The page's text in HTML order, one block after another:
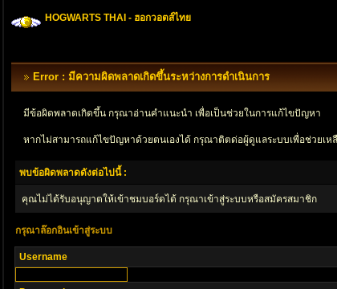
HOGWARTS THAI - ฮอกวอตส์ไทย
Error : มีความผิดพลาดเกิดขึ้นระหว่างการดำเนินการ
มีข้อผิดพลาดเกิดขึ้น กรุณาอ่านคำแนะนำ เพื่อเป็นช่วยในการแก้ไขปัญหา
หากไม่สามารถแก้ไขปัญหาด้วยตนเองได้ กรุณาติตด่อผู้ดูแลระบบเพื่อช่วยเ
พบข้อผิดพลาดดังต่อไปนี้ :
คุณไม่ได้รับอนุญาตให้เข้าชมบอร์ดได้ กรุณาเข้าสู่ระบบหรือสมัครสมาชิก
กรุณาล๊อกอินเข้าสู่ระบบ
Username